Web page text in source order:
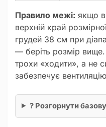
Правило межі: якщо
верхній край
грудей 38 см при
— беріть розмір вище.
трохи «ходити», а не
забезпечує
? Розгорнути